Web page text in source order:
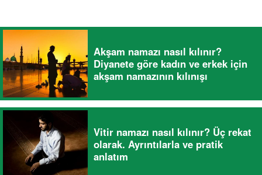
Akşam namazı nasıl kılınır?
Diyanete göre kadın ve erkek için
akşam namazının kılınışı
Vitir namazı nasıl kılınır? Üç rekat
olarak. Ayrıntılarla ve pratik
anlatım